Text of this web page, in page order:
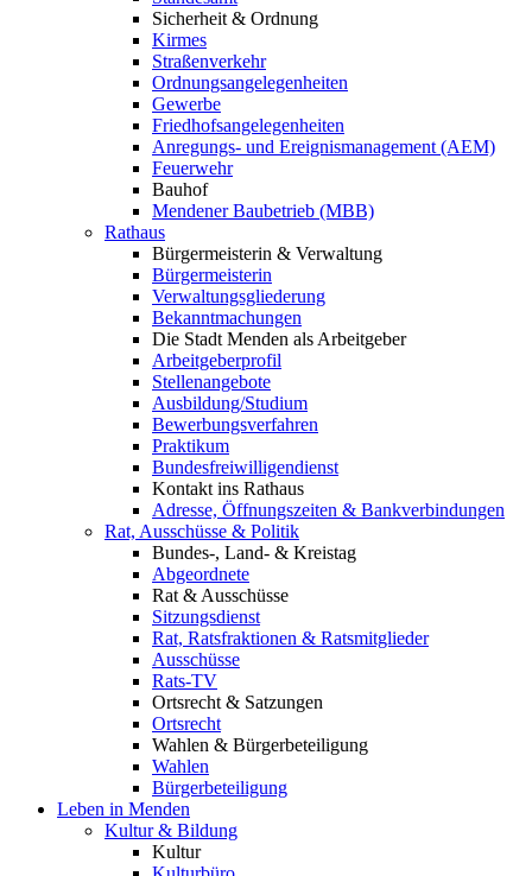
Sicherheit & Ordnung
Kirmes
Straßenverkehr
Ordnungsangelegenheiten
Gewerbe
Friedhofsangelegenheiten
Anregungs- und Ereignismanagement (AEM)
Feuerwehr
Bauhof
Mendener Baubetrieb (MBB)
Rathaus
Bürgermeisterin & Verwaltung
Bürgermeisterin
Verwaltungsgliederung
Bekanntmachungen
Die Stadt Menden als Arbeitgeber
Arbeitgeberprofil
Stellenangebote
Ausbildung/Studium
Bewerbungsverfahren
Praktikum
Bundesfreiwilligendienst
Kontakt ins Rathaus
Adresse, Öffnungszeiten & Bankverbindungen
Rat, Ausschüsse & Politik
Bundes-, Land- & Kreistag
Abgeordnete
Rat & Ausschüsse
Sitzungsdienst
Rat, Ratsfraktionen & Ratsmitglieder
Ausschüsse
Rats-TV
Ortsrecht & Satzungen
Ortsrecht
Wahlen & Bürgerbeteiligung
Wahlen
Bürgerbeteiligung
Leben in Menden
Kultur & Bildung
Kultur